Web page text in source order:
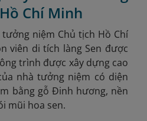
Chí Minh
niệm Chủ tịch Hồ Chí
viên di tích làng Sen được
trình được xây dựng cao
nhà tưởng niệm có diện
bằng gỗ Đinh hương, nền
mũi hoa sen.